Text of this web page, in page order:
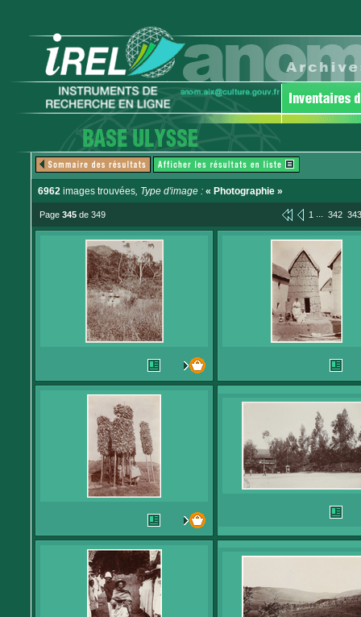
6962 images trouvées, Type d'image : « Photographie »
Page 345 de 349 1 ... 342